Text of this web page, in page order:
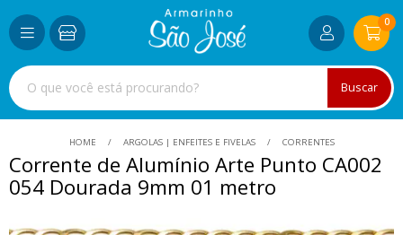
Buscar
0
HOME ARGOLAS | ENFEITES E FIVELAS CORRENTES
Corrente de Alumínio Arte Punto CA002
054 Dourada 9mm 01 metro